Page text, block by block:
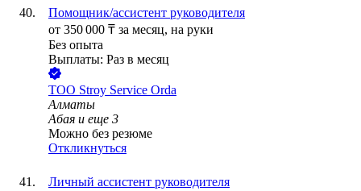
Помощник/ассистент руководителя
от 350 000 ₸ за месяц, на руки
Без опыта
Выплаты: Раз в месяц
ТОО Stroy Service Orda
Алматы
Абая и еще 3
Можно без резюме
Откликнуться
Личный ассистент руководителя